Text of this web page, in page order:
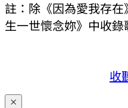
註：除《因為愛我存
生一世懷念妳》中收
收
×